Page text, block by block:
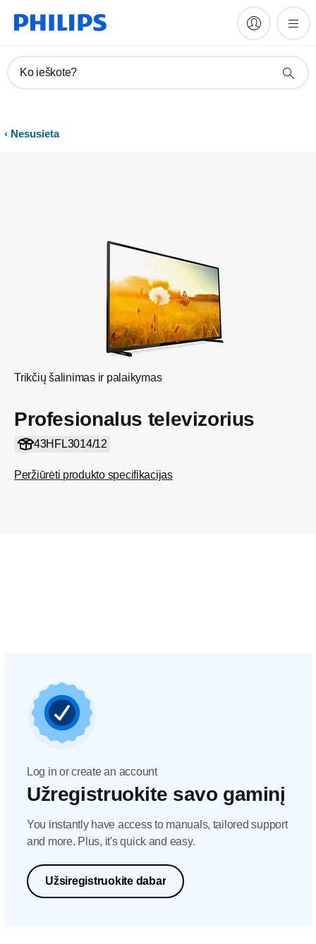
Ko ieškote?
Nesusieta
Trikčių šalinimas ir palaikymas
Profesionalus televizorius
43HFL3014/12
Peržiūrėti produkto specifikacijas
Vadovai ir dokumentacija
Log in or create an account
Užregistruokite savo gaminį
You instantly have access to manuals, tailored support
and more. Plus, it's quick and easy.
Užsiregistruokite dabar